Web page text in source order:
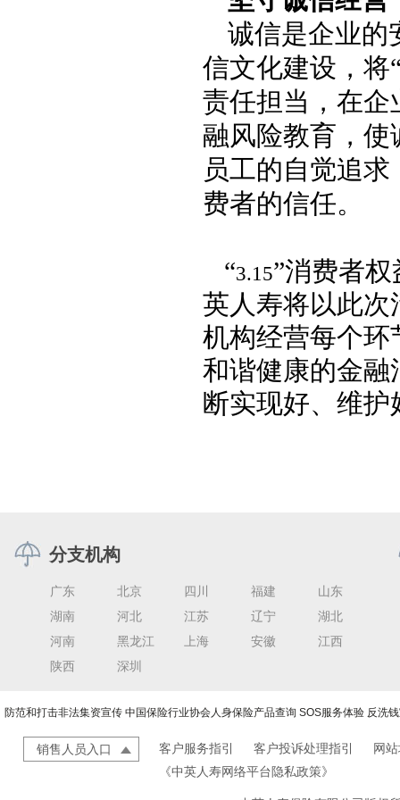
诚信是企业的
信文化建设，将
责任担当，在
融风险教育，
员工的自觉追
费者的信任。
“3.15”消费者
英人寿将以此
机构经营每个
和谐健康的金
断实现好、维
分支机构
广东 北京 四川 福建
山东
湖南
河北 江苏 辽宁
湖北
河南
黑龙江 上海 安徽
江西
陕西
深圳
防范和打击非法集资宣传 中国保险行业协会人身保险产品查询 SOS服务体验 反洗
销售人员入口 客户服务指引 客户投诉处理指引
网
《中英人寿网络平台隐私政策》